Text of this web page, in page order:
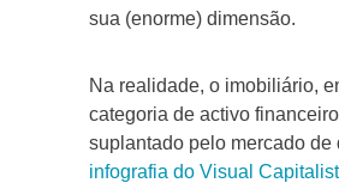
sua (enorme) dimensão.
Na realidade, o imobiliário,
categoria de activo
suplantado pelo mercado de
infografia do Visual Capitalist